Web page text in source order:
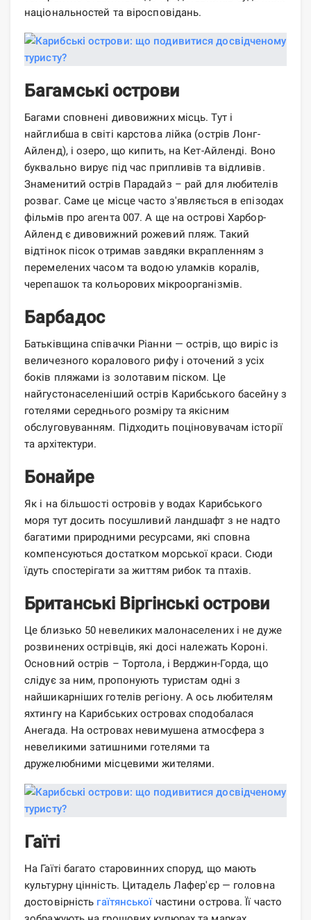
національностей та віросповідань.
Багамські острови
Багами сповнені дивовижних місць. Тут і
найглибша в світі карстова лійка (острів Лонг-
Айленд), і озеро, що кипить, на Кет-Айленді. Воно
буквально вирує під час припливів та відливів.
Знаменитий острів Парадайз – рай для любителів
розваг. Саме це місце часто з'являється в епізодах
фільмів про агента 007. А ще на острові Харбор-
Айленд є дивовижний рожевий пляж. Такий
відтінок пісок отримав завдяки вкрапленням з
перемелених часом та водою уламків коралів,
черепашок та кольорових мікроорганізмів.
Барбадос
Батьківщина співачки Ріанни — острів, що виріс із
величезного коралового рифу і оточений з усіх
боків пляжами із золотавим піском. Це
найгустонаселеніший острів Карибського басейну з
готелями середнього розміру та якісним
обслуговуванням. Підходить поціновувачам історії
та архітектури.
Бонайре
Як і на більшості островів у водах Карибського
моря тут досить посушливий ландшафт з не надто
багатими природними ресурсами, які сповна
компенсуються достатком морської краси. Сюди
їдуть спостерігати за життям рибок та птахів.
Британські Віргінські острови
Це близько 50 невеликих малонаселених і не дуже
розвинених острівців, які досі належать Короні.
Основний острів – Тортола, і Верджин-Горда, що
слідує за ним, пропонують туристам одні з
найшикарніших готелів регіону. А ось любителям
яхтингу на Карибських островах сподобалася
Анегада. На островах невимушена атмосфера з
невеликими затишними готелями та
дружелюбними місцевими жителями.
Гаїті
На Гаїті багато старовинних споруд, що мають
культурну цінність. Цитадель Лафер'єр — головна
достовірність гаїтянськоїчастини острова. Її часто